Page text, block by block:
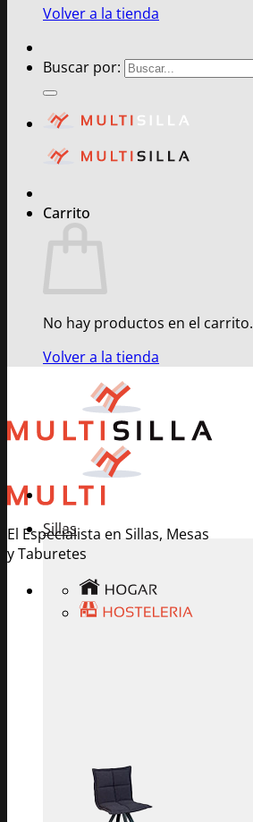
Volver a la tienda
Buscar por:
Carrito
No hay productos en el carrito.
Volver a la tienda
El Especialista en Sillas, Mesas
y Taburetes
Sillas